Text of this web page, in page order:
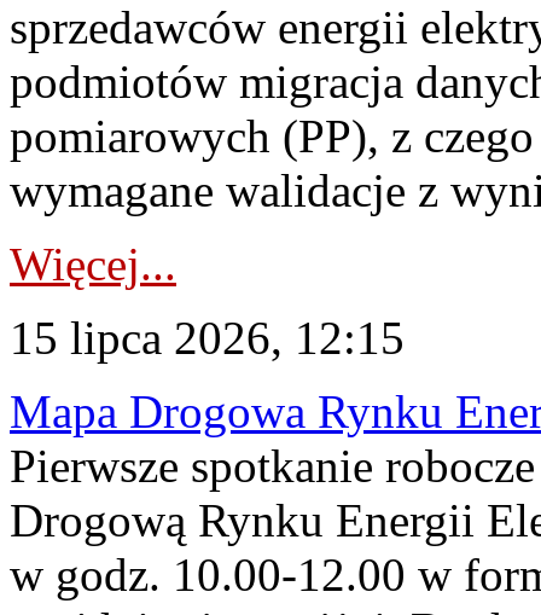
sprzedawców energii
podmiotów migracja
pomiarowych (PP), z
wymagane walidacje z
Więcej...
15 lipca 2026, 12:15
Mapa Drogowa Rynku
Pierwsze spotkanie
Drogową Rynku Energii
w godz. 10.00-12.00 w